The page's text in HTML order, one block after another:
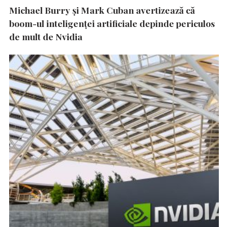
Michael Burry și Mark Cuban avertizează că
boom-ul inteligenței artificiale depinde periculos
de mult de Nvidia